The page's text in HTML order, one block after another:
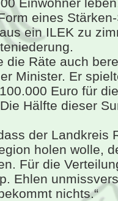
eines
ein ILEK zu
die Räte auch
Minister. Er
Euro für
Hälfte dieser
der Landkreis
holen wolle,
Für die
Ehlen
nichts.“